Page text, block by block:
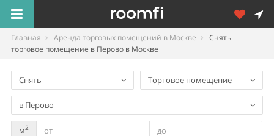
Главная Аренда торговых помещений в Москве
Снять
торговое помещение в Перово в Москве
Снять Торговое помещение
в Перово
м2